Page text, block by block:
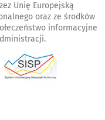
Unię Europejską
oraz ze środków
informacyjne